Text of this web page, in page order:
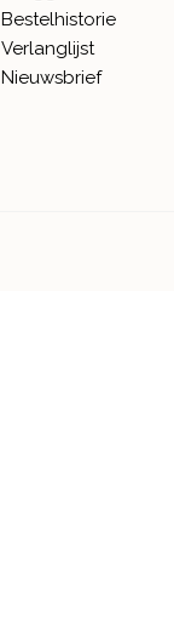
Bestelhistorie
Verlanglijst
Nieuwsbrief